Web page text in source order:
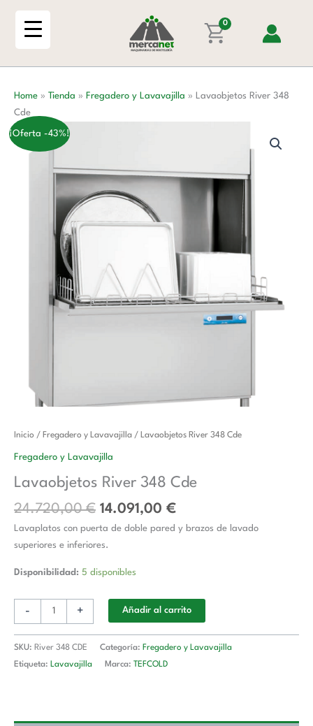
0
Home » Tienda » Fregadero y Lavavajilla »
Lavaobjetos River 348
Cde
¡Oferta -43%!
Inicio / Fregadero y Lavavajilla / Lavaobjetos River 348 Cde
Fregadero y Lavavajilla
Lavaobjetos River 348 Cde
24.720,00€
El
precio
era:
24.720,00 €.
14.091,00 €
El
es:
14.091,00 €.
Lavaplatos con puerta de doble pared y brazos de lavado
superiores e inferiores.
Disponibilidad: 5 disponibles
-
Lavaobjetos
River
Cde
cantidad
+ Añadir al carrito
SKU: River 348 CDE Categoría: Fregadero y Lavavajilla
Etiqueta: Lavavajilla Marca: TEFCOLD
cantidad